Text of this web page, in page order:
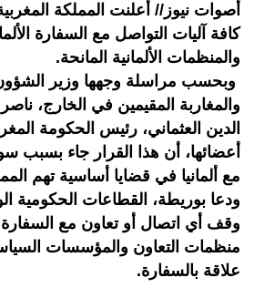
أصوات نيوز// أعلنت المملكة
كافة آليات التواصل مع السفارة
والمنظمات الألمانية المانحة.
وبحسب مراسلة وجهها وزير الشؤون
والمغاربة المقيمين في الخارج،
الدين العثماني، رئيس الحكومة
أعضائها، أن هذا القرار جاء بسبب
مع ألمانيا في قضايا أساسية تهم
ودعا بوريطة، القطاعات الحكومية
وقف أي اتصال أو تعاون مع السفارة
منظمات التعاون والمؤسسات
علاقة بالسفارة.